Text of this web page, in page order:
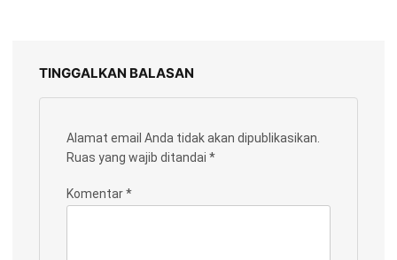
TINGGALKAN BALASAN
Alamat email Anda tidak akan dipublikasikan.
Ruas yang wajib ditandai *
Komentar*